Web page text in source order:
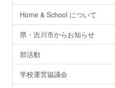
Home & School について
県・吉川市からお知らせ
部活動
学校運営協議会